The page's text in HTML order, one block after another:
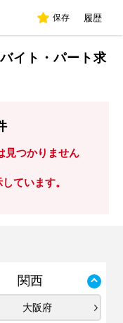
保存 履歴
イト・パート求
見つかりません
ています。
関西
大阪府